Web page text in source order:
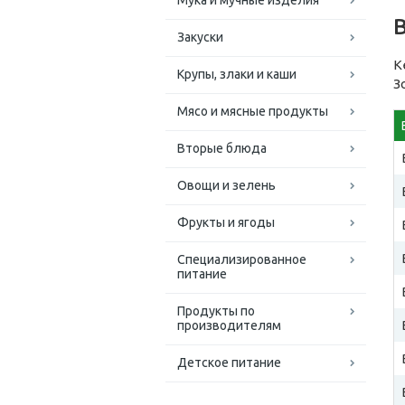
Закуски
Крупы, злаки и каши
Мясо и мясные продукты
Вторые блюда
Овощи и зелень
Фрукты и ягоды
Специализированное
питание
Продукты по
производителям
Детское питание